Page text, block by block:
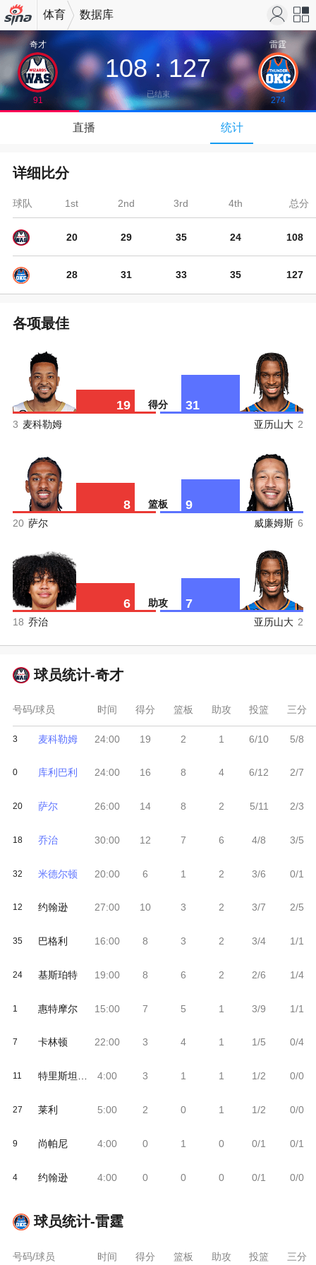
机新浪 站导
航
体育 数据库
奇才
91
雷霆
274
108 : 127
已结束
直播 统计
详细比分
球队 1st
20
28
2nd
29
31
3rd
35
33
4th
24
35
总分
108
127
各项最佳
19
3 麦科勒姆
得分 31
亚历山大 2
8
20 萨尔
篮板 9
威廉姆斯 6
6
18 乔治
助攻 7
亚历山大 2
球员统计-奇才
号码/球员
3 麦科勒姆
0 库利巴利
20 萨尔
18 乔治
32 米德尔顿
12 约翰逊
35 巴格利
24 基斯珀特
1 惠特摩尔
7 卡林顿
11 特里斯坦 武克切维奇
27 莱利
9 尚帕尼
4 约翰逊
时间
24:00
24:00
26:00
30:00
20:00
27:00
16:00
19:00
15:00
22:00
4:00
5:00
4:00
4:00
得分
19
16
14
12
6
10
8
8
7
3
3
2
0
0
篮板
2
8
8
7
1
3
3
6
5
4
1
0
1
0
助攻
1
4
2
6
2
2
2
2
1
1
1
1
0
0
投篮
6/10
6/12
5/11
4/8
3/6
3/7
3/4
2/6
3/9
1/5
1/2
1/2
0/1
0/1
三分
5/8
2/7
2/3
3/5
0/1
2/5
1/1
1/4
1/1
0/4
0/0
0/0
0/1
0/0
球员统计-雷霆
号码/球员 时间 得分 篮板 助攻 投篮 三分